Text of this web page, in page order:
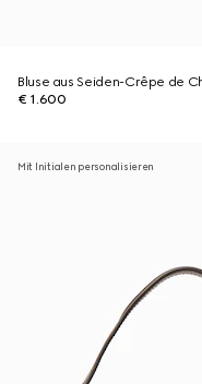
Bluse aus Seiden-Crêpe de
€ 1.600
Mit Initialen personalisieren